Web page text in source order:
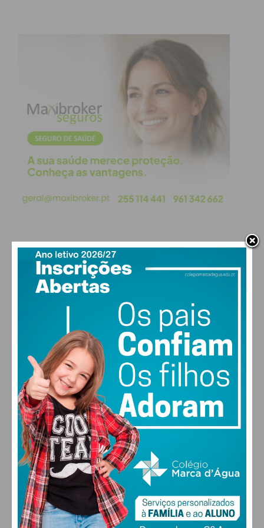
condições
PAÇOS DE FERREIRA
25°
vento: 2m/s OSO
MAX 26 • MIN 25
28°
SÁB
27
DOM
28°
SEG
30
TER
FARMACIAS DE SERVIÇO EM PAÇOS DE